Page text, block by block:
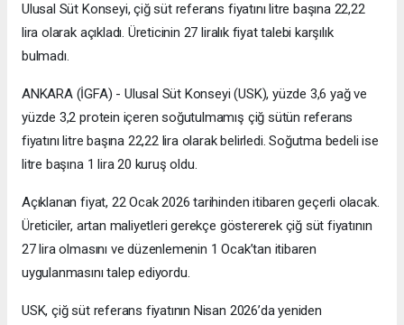
Ulusal Süt Konseyi, çiğ süt referans fiyatını litre başına 22,22
lira olarak açıkladı. Üreticinin 27 liralık fiyat talebi karşılık
bulmadı.
ANKARA (İGFA) - Ulusal Süt Konseyi (USK), yüzde 3,6 yağ ve
yüzde 3,2 protein içeren soğutulmamış çiğ sütün referans
fiyatını litre başına 22,22 lira olarak belirledi. Soğutma bedeli ise
litre başına 1 lira 20 kuruş oldu.
Açıklanan fiyat, 22 Ocak 2026 tarihinden itibaren geçerli olacak.
Üreticiler, artan maliyetleri gerekçe göstererek çiğ süt fiyatının
27 lira olmasını ve düzenlemenin 1 Ocak’tan itibaren
uygulanmasını talep ediyordu.
USK, çiğ süt referans fiyatının Nisan 2026’da yeniden